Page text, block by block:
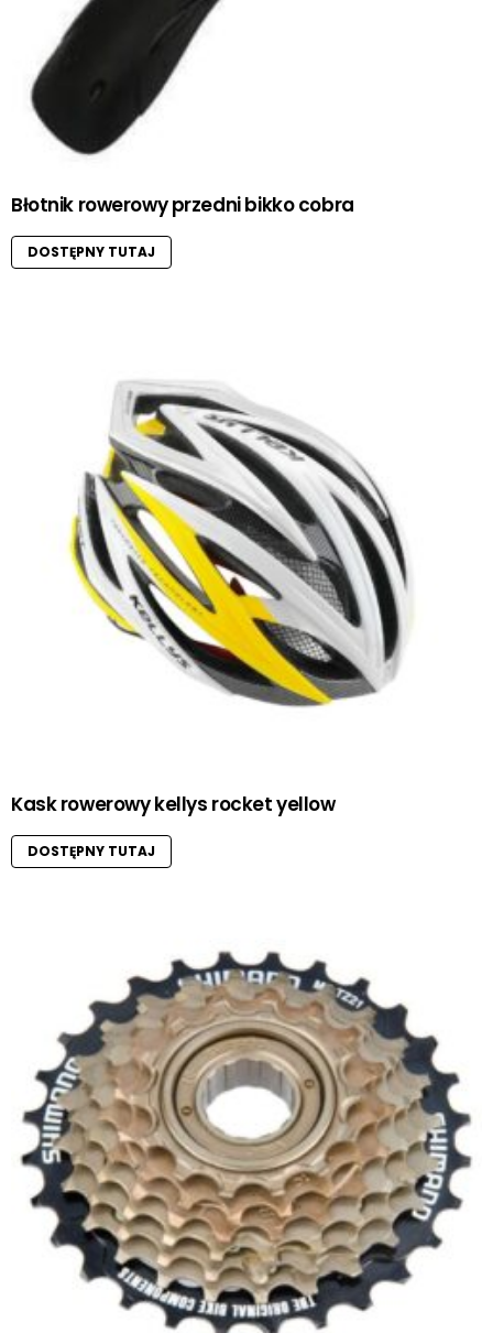
Błotnik rowerowy przedni bikko cobra
DOSTĘPNY TUTAJ
Kask rowerowy kellys rocket yellow
DOSTĘPNY TUTAJ